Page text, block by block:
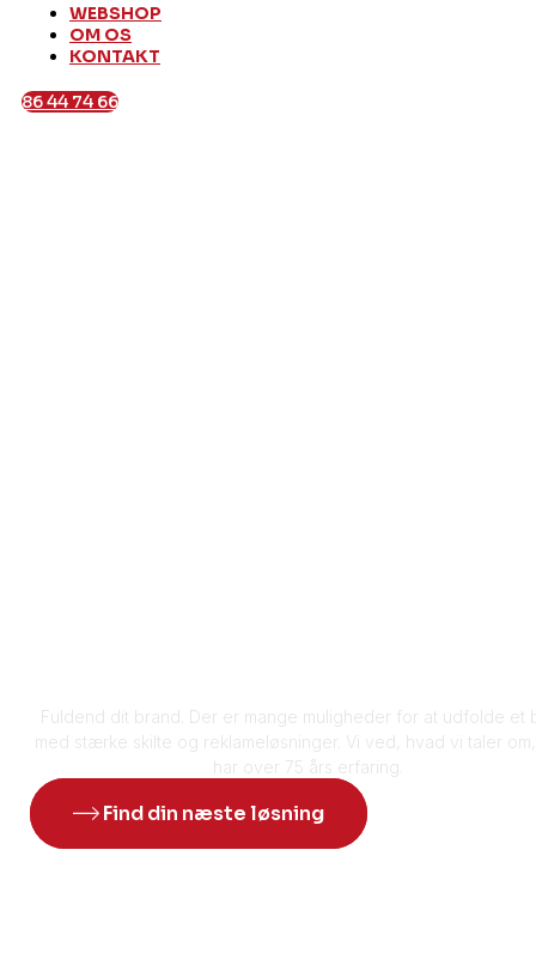
WEBSHOP
OM OS
KONTAKT
86 44 74 66
Fuldend dit brand. Der er mange muligheder for at udfolde et
med stærke skilte og reklameløsninger. Vi ved, hvad vi taler
har over 75 års erfaring.
Find din næste løsning